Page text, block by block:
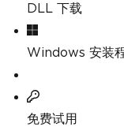
DLL 下载
Windows 安装
免费试用